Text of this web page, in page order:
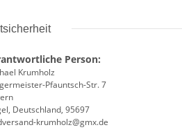
Person:
Krumholz
Pfauntsch-Str. 7
Deutschland, 95697
krumholz@gmx.de